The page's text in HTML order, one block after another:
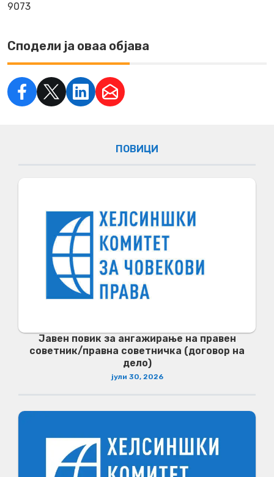
9073
Сподели ја оваа објава
ПОВИЦИ
Јавен повик за ангажирање на правен
советник/правна советничка (договор на
дело)
јули 30, 2026